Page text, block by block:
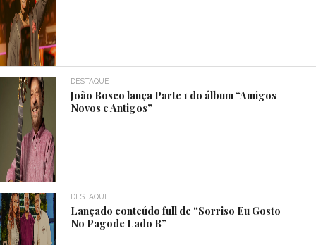
DESTAQUE
João Bosco lança Parte 1 do álbum “Amigos
Novos e Antigos”
DESTAQUE
Lançado conteúdo full de “Sorriso Eu Gosto
No Pagode Lado B”